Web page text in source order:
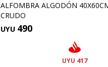
ALFOMBRA ALGODÓN
CRUDO
UYU 490
UYU 417